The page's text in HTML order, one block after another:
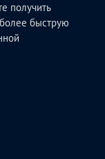
получить
быструю